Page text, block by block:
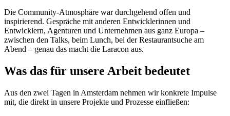
Die Community-Atmosphäre war durchgehend offen und
inspirierend. Gespräche mit anderen Entwicklerinnen und
Entwicklern, Agenturen und Unternehmen aus ganz Europa –
zwischen den Talks, beim Lunch, bei der Restaurantsuche am
Abend – genau das macht die Laracon aus.
Was das für unsere Arbeit bedeutet
Aus den zwei Tagen in Amsterdam nehmen wir konkrete Impulse
mit, die direkt in unsere Projekte und Prozesse einfließen: